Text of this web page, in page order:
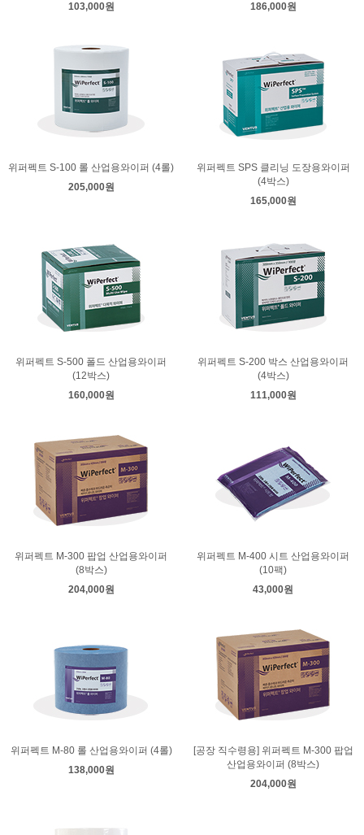
103,000원
186,000원
위퍼펙트 S-100 롤 산업용와이퍼 (4롤)
205,000원
위퍼펙트 SPS 클리닝 도장용와이퍼
(4박스)
165,000원
위퍼펙트 S-500 폴드 산업용와이퍼
(12박스)
160,000원
위퍼펙트 S-200 박스 산업용와이퍼
(4박스)
111,000원
위퍼펙트 M-300 팝업 산업용와이퍼
(8박스)
204,000원
위퍼펙트 M-400 시트 산업용와이퍼
(10팩)
43,000원
위퍼펙트 M-80 롤 산업용와이퍼 (4롤)
138,000원
[공장 직수령용] 위퍼펙트 M-300 팝업
산업용와이퍼 (8박스)
204,000원